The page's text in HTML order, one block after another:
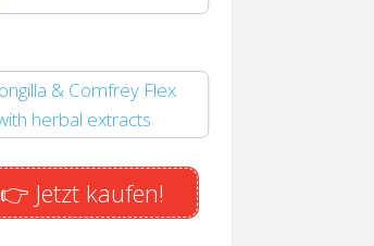
👉 Jetzt kaufen!